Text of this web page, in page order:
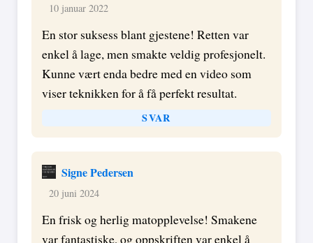
10 januar 2022
En stor suksess blant gjestene! Retten var
enkel å lage, men smakte veldig profesjonelt.
Kunne vært enda bedre med en video som
viser teknikken for å få perfekt resultat.
SVAR
Signe Pedersen
20 juni 2024
En frisk og herlig matopplevelse! Smakene
var fantastiske, og oppskriften var enkel å